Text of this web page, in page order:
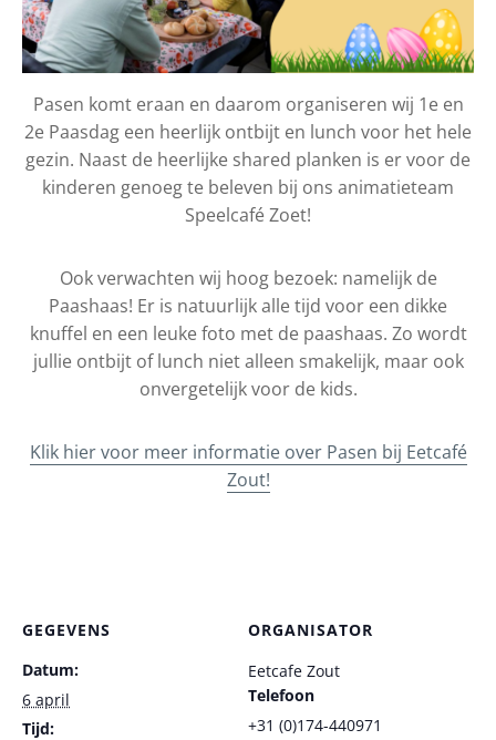
Pasen komt eraan en daarom organiseren wij 1e en
2e Paasdag een heerlijk ontbijt en lunch voor het hele
gezin. Naast de heerlijke shared planken is er voor de
kinderen genoeg te beleven bij ons animatieteam
Speelcafé Zoet!
Ook verwachten wij hoog bezoek: namelijk de
Paashaas! Er is natuurlijk alle tijd voor een dikke
knuffel en een leuke foto met de paashaas. Zo wordt
jullie ontbijt of lunch niet alleen smakelijk, maar ook
onvergetelijk voor de kids.
Klik hier voor meer informatie over Pasen bij Eetcafé
Zout!
GEGEVENS
Datum:
6 april
Tijd:
ORGANISATOR
Eetcafe Zout
Telefoon
+31 (0)174-440971